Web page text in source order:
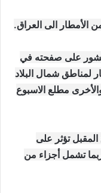
الأمطار الى العراق.
على صفحته في
لمناطق شمال البلاد
مطلع الاسبوع
تؤثر على
تشمل أجزاء من